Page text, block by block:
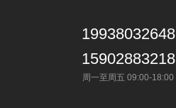
19938032648
15902883218
周一至周五 09:00-18:00